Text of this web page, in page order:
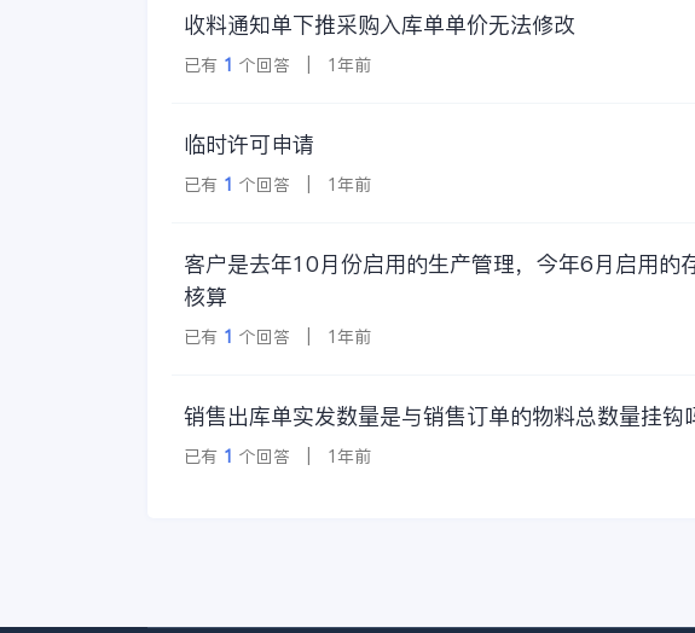
收料通知单下推采购入库单单价无法修改
已有 1 个回答 | 1年前
临时许可申请
已有 1 个回答 | 1年前
客户是去年10月份启用的生产管理，今年6月启用的
核算
已有 1 个回答 | 1年前
销售出库单实发数量是与销售订单的物料总数量挂钩
已有 1 个回答 | 1年前